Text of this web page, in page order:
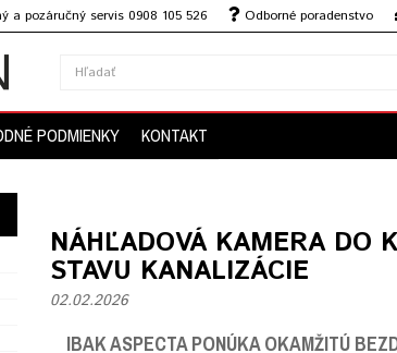
a pozáručný servis 0908 105 526 Odborné poradenstvo
PODMIENKY KONTAKT
NÁHĽADOVÁ KAMERA DO
STAVU KANALIZÁCIE
02.02.2026
IBAK ASPECTA PONÚKA OKAMŽITÚ